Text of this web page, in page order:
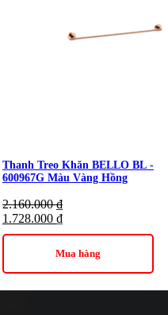
Thanh Treo Khăn BELLO BL -
600967G Màu Vàng Hồng
2.160.000₫
1.728.000 ₫
Mua hàng